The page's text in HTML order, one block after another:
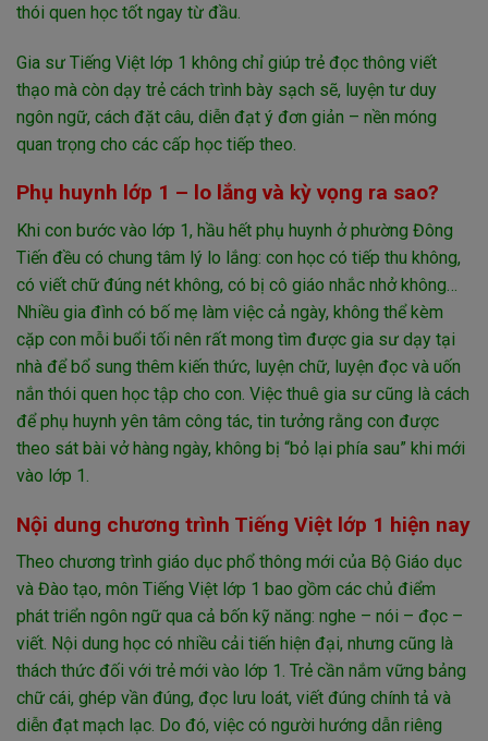
thói quen học tốt ngay từ đầu.
Gia sư Tiếng Việt lớp 1 không chỉ giúp trẻ đọc thông viết
thạo mà còn dạy trẻ cách trình bày sạch sẽ, luyện tư duy
ngôn ngữ, cách đặt câu, diễn đạt ý đơn giản – nền móng
quan trọng cho các cấp học tiếp theo.
Phụ huynh lớp 1 – lo lắng và kỳ vọng ra sao?
Khi con bước vào lớp 1, hầu hết phụ huynh ở phường Đông
Tiến đều có chung tâm lý lo lắng: con học có tiếp thu không,
có viết chữ đúng nét không, có bị cô giáo nhắc nhở không…
Nhiều gia đình có bố mẹ làm việc cả ngày, không thể kèm
cặp con mỗi buổi tối nên rất mong tìm được gia sư dạy tại
nhà để bổ sung thêm kiến thức, luyện chữ, luyện đọc và uốn
nắn thói quen học tập cho con. Việc thuê gia sư cũng là cách
để phụ huynh yên tâm công tác, tin tưởng rằng con được
theo sát bài vở hàng ngày, không bị “bỏ lại phía sau” khi mới
vào lớp 1.
Nội dung chương trình Tiếng Việt lớp 1 hiện nay
Theo chương trình giáo dục phổ thông mới của Bộ Giáo dục
và Đào tạo, môn Tiếng Việt lớp 1 bao gồm các chủ điểm
phát triển ngôn ngữ qua cả bốn kỹ năng: nghe – nói – đọc –
viết. Nội dung học có nhiều cải tiến hiện đại, nhưng cũng là
thách thức đối với trẻ mới vào lớp 1. Trẻ cần nắm vững bảng
chữ cái, ghép vần đúng, đọc lưu loát, viết đúng chính tả và
diễn đạt mạch lạc. Do đó, việc có người hướng dẫn riêng